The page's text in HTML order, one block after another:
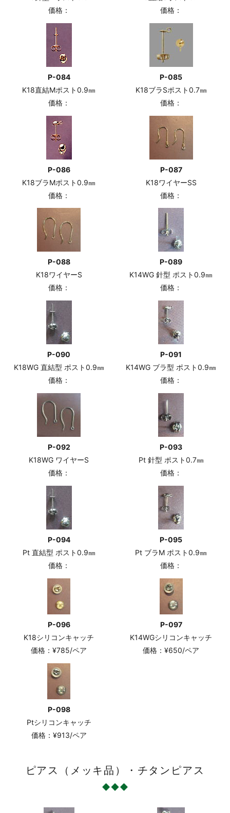
価格：
価格：
P-084
K18直結Mポスト0.9㎜
価格：
P-085
K18ブラSポスト0.7㎜
価格：
P-086
K18ブラMポスト0.9㎜
価格：
P-087
K18ワイヤーSS
価格：
P-088
K18ワイヤーS
価格：
P-089
K14WG 針型 ポスト0.9㎜
価格：
P-090
K18WG 直結型 ポスト0.9㎜
価格：
P-091
K14WG ブラ型 ポスト0.9㎜
価格：
P-092
K18WG ワイヤーS
価格：
P-093
Pt 針型 ポスト0.7㎜
価格：
P-094
Pt 直結型 ポスト0.9㎜
価格：
P-095
Pt ブラM ポスト0.9㎜
価格：
P-096
K18シリコンキャッチ
価格：¥785/ペア
P-097
K14WGシリコンキャッチ
価格：¥650/ペア
P-098
Ptシリコンキャッチ
価格：¥913/ペア
ピアス（メッキ品）・チタンピアス